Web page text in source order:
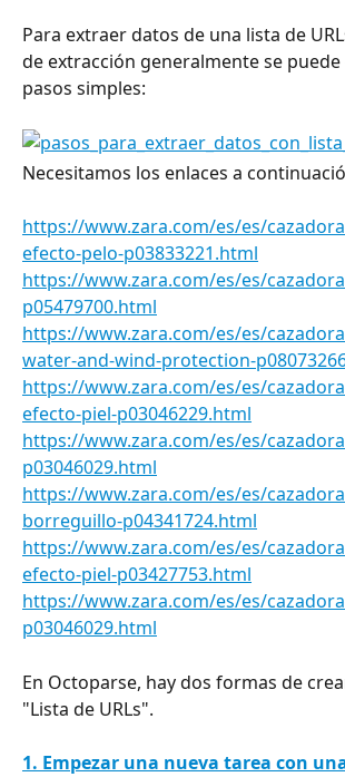
Para extraer datos de una lista de
de extracción generalmente se
pasos simples:
Necesitamos los enlaces a
https://www.zara.com/es/es/
efecto-pelo-p03833221.html
https://www.zara.com/es/es/
p05479700.html
https://www.zara.com/es/es/
water-and-wind-protection-
https://www.zara.com/es/es/
efecto-piel-p03046229.html
https://www.zara.com/es/es/
p03046029.html
https://www.zara.com/es/es/
borreguillo-p04341724.html
https://www.zara.com/es/es/
efecto-piel-p03427753.html
https://www.zara.com/es/es/
p03046029.html
En Octoparse, hay dos formas de
"Lista de URLs".
1. Empezar una nueva tarea con